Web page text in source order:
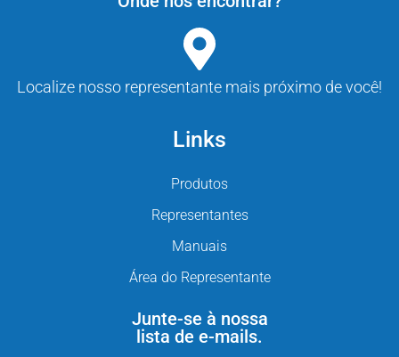
Localize nosso representante mais próximo de você!
Links
Produtos
Representantes
Manuais
Área do Representante
Junte-se à nossa
lista de e-mails.